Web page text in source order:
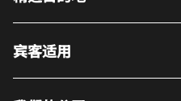
宾客适用